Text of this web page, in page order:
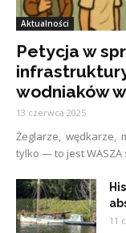
Aktualności
Petycja w
wodniaków
13 czerwca 2025
Żeglarze, wędkarze,
tylko — to jest WASZA
11